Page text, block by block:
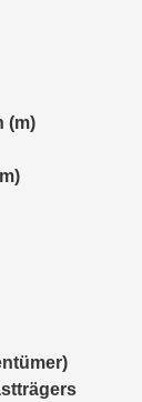
(m)